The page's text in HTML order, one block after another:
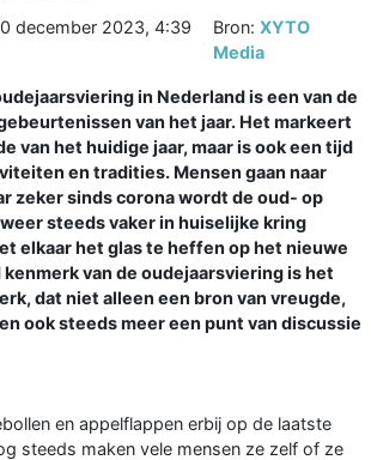
december 2023, 4:39
Bron: XYTO
Media
in Nederland is een van de
van het jaar. Het markeert
van het huidige jaar, maar is ook een tijd
en tradities. Mensen gaan naar
zeker sinds corona wordt de oud- op
steeds vaker in huiselijke kring
elkaar het glas te heffen op het nieuwe
kenmerk van de oudejaarsviering is het
dat niet alleen een bron van vreugde,
ook steeds meer een punt van discussie
en appelflappen erbij op de laatste
steeds maken vele mensen ze zelf of ze